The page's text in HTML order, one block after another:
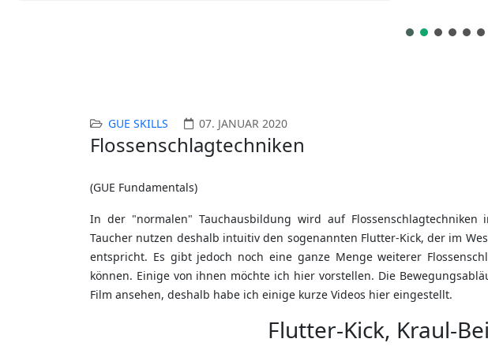
GUE SKILLS 07. JANUAR 2020
Flossenschlagtechniken
(GUE Fundamentals)
In der "normalen" Tauchausbildung wird auf
Taucher nutzen deshalb intuitiv den sogenannten Flutter-Kick, der im
entspricht. Es gibt jedoch noch eine ganze Menge weiterer
können. Einige von ihnen möchte ich hier vorstellen. Die
Film ansehen, deshalb habe ich einige kurze Videos hier eingestellt.
Flutter-Kick, Kraul-